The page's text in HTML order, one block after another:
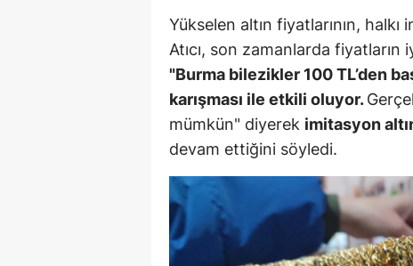
Yükselen altın fiyatlarının,
Atıcı, son zamanlarda
"Burma bilezikler 100 TL’den
karışması ile etkili oluyor.
mümkün" diyerek imitasyon
devam ettiğini söyledi.